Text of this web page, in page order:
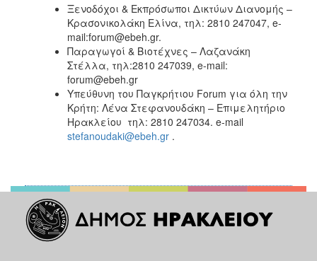
Ξενοδόχοι & Εκπρόσωποι Δικτύων Διανομής –
Κρασονικολάκη Ελίνα, τηλ: 2810 247047, e-
mail:forum@ebeh.gr.
Παραγωγοί & Βιοτέχνες – Λαζανάκη
Στέλλα, τηλ:2810 247039, e-mail:
forum@ebeh.gr
Υπεύθυνη του Παγκρήτιου Forum για όλη την
Κρήτη: Λένα Στεφανουδάκη – Επιμελητήριο
Ηρακλείου τηλ: 2810 247034. e-mail
stefanoudaki@ebeh.gr .